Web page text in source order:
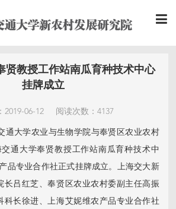
贤教授工作站南瓜育种技术中心
挂牌成立
2019-06-12 阅读次数：4137
大学农业与生物学院与奉贤区农业农村
通大学奉贤教授工作站南瓜育种技术中
品专业合作社正式挂牌成立。上海交大新
长吕红芝、奉贤区农业农村委副主任高振
科长徐进、上海艾妮维农产品专业合作社